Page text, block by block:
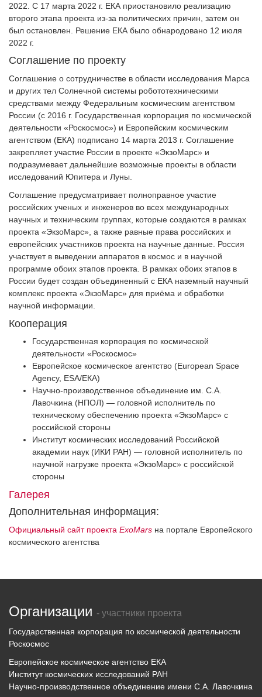
2022. С 17 марта 2022 г. ЕКА приостановило реализацию
второго этапа проекта из-за политических причин, затем он
был остановлен. Решение ЕКА было обнародовано 12 июля
2022 г.
Соглашение по проекту
Соглашение о сотрудничестве в области исследования Марса
и других тел Солнечной системы робототехническими
средствами между Федеральным космическим агентством
России (с 2016 г. Государственная корпорация по космической
деятельности «Роскосмос») и Европейским космическим
агентством (ЕКА) подписано 14 марта 2013 г. Соглашение
закрепляет участие России в проекте «ЭкзоМарс» и
подразумевает дальнейшие возможные проекты в области
исследований Юпитера и Луны.
Соглашение предусматривает полноправное участие
российских ученых и инженеров во всех международных
научных и техническим группах, которые создаются в рамках
проекта «ЭкзоМарс», а также равные права российских и
европейских участников проекта на научные данные. Россия
участвует в выведении аппаратов в космос и в научной
программе обоих этапов проекта. В рамках обоих этапов в
России будет создан объединенный с ЕКА наземный научный
комплекс проекта «ЭкзоМарс» для приёма и обработки
научной информации.
Кооперация
Государственная корпорация по космической
деятельности «Роскосмос»
Европейское космическое агентство (European Space
Agency, ESA/ЕКА)
Научно-производственное объединение им. С.А.
Лавочкина (НПОЛ) — головной исполнитель по
техническому обеспечению проекта «ЭкзоМарс» с
российской стороны
Институт космических исследований Российской
академии наук (ИКИ РАН) — головной исполнитель по
научной нагрузке проекта «ЭкзоМарс» с российской
стороны
Галерея
Дополнительная информация:
Официальный сайт проекта ExoMars на портале Европейского
космического агентства
Организации - участники проекта
Государственная корпорация по космической деятельности
Роскосмос
Европейское космическое агентство ЕКА
Институт космических исследований РАН
Научно-производственное объединение имени С.А. Лавочкина